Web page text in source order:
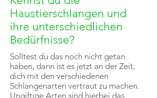
Haustierschlangen und
ihre unterschiedlichen
Bedürfnisse?
Solltest du das noch nicht getan
haben, dann ist es jetzt an der Zeit,
dich mit den verschiedenen
Schlangenarten vertraut zu machen.
Ungiftige Arten sind hierbei das